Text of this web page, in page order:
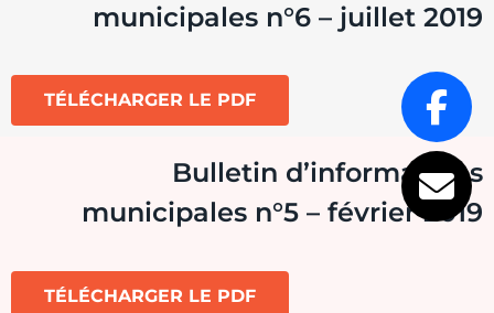
municipales n°6 – juillet 2019
TÉLÉCHARGER LE PDF
Bulletin d’informations
municipales n°5 – février 2019
TÉLÉCHARGER LE PDF